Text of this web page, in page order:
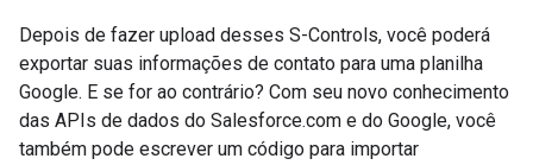
Depois de fazer upload desses S-Controls, você poderá
exportar suas informações de contato para uma planilha
Google. E se for ao contrário? Com seu novo conhecimento
das APIs de dados do Salesforce.com e do Google, você
também pode escrever um código para importar